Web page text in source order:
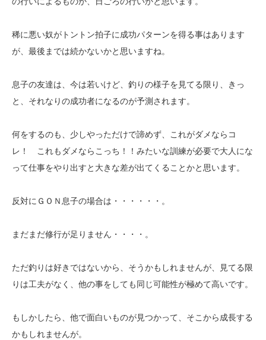
稀に悪い奴がトントン拍子に成功パターンを得る事はあります
が、最後までは続かないかと思いますね。
息子の友達は、今は若いけど、釣りの様子を見てる限り、きっ
と、それなりの成功者になるのが予測されます。
何をするのも、少しやっただけで諦めず、これがダメならコ
レ！ これもダメならこっち！！みたいな訓練が必要で大人にな
って仕事をやり出すと大きな差が出てくることかと思います。
反対にＧＯＮ息子の場合は・・・・・・。
まだまだ修行が足りません・・・・。
ただ釣りは好きではないから、そうかもしれませんが、見てる限
りは工夫がなく、他の事をしても同じ可能性が極めて高いです。
もしかしたら、他で面白いものが見つかって、そこから成長する
かもしれませんが。